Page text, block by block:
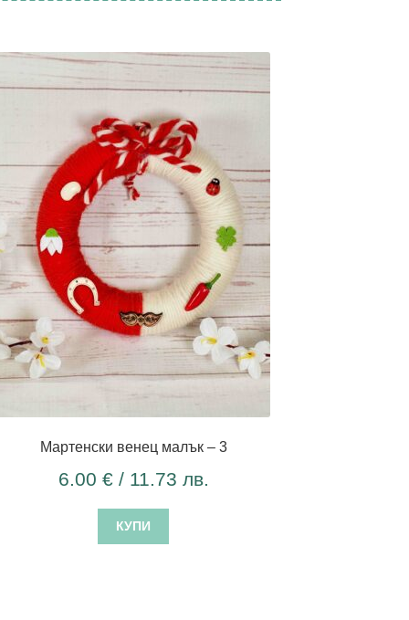
Мартенски венец малък – 3
6.00 € / 11.73 лв.
КУПИ